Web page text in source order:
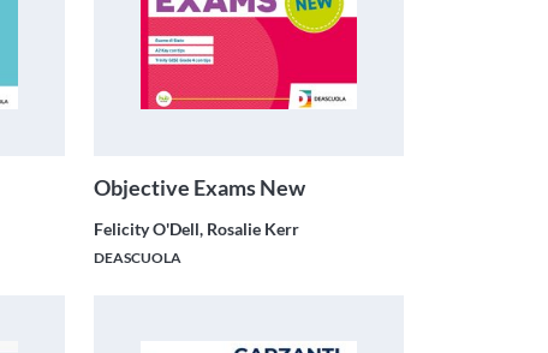
Objective Exams New
Felicity O'Dell, Rosalie Kerr
DEASCUOLA